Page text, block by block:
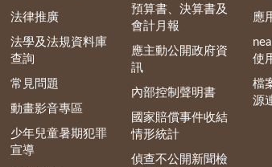
法律推廣
法學及法規資料庫
查詢
常見問題
動畫影音專區
少年兒童暑期犯罪
宣導
預算書、決算書及
會計月報
應主動公開政府資
訊
內部控制聲明書
國家賠償事件收結
情形統計
偵查不公開新聞檢
應
使
檔
源